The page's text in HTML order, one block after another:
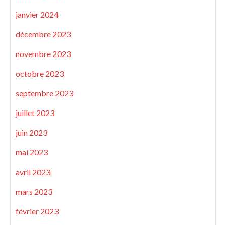
janvier 2024
décembre 2023
novembre 2023
octobre 2023
septembre 2023
juillet 2023
juin 2023
mai 2023
avril 2023
mars 2023
février 2023